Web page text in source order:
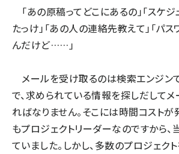
「あの原稿ってどこにあるの」「スケ
たっけ」「あの人の連絡先教えて」「パ
んだけど……」
メールを受け取るのは検索エンジン
で、求められている情報を探しだして
ればなりません。そこには時間コストが
もプロジェクトリーダーなのですから
ていました。しかし、多数のプロジェク